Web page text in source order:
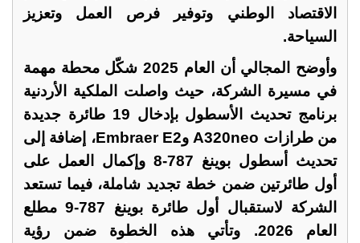
الاقتصاد الوطني وتوفير فرص العمل وتعزيز
السياحة.
وأوضح المجالي أن العام 2025 شكّل محطة مهمة
في مسيرة الشركة، حيث واصلت الملكية الأردنية
برنامج تحديث الأسطول بإدخال 19 طائرة جديدة
من طرازات A320neo وEmbraer E2، إضافة إلى
تحديث أسطول بوينغ 787-8 وإكمال العمل على
أول طائرتين ضمن خطة تجديد شاملة، فيما تستعد
الشركة لاستقبال أول طائرة بوينغ 787-9 مطلع
العام 2026. وتأتي هذه الخطوة ضمن رؤية